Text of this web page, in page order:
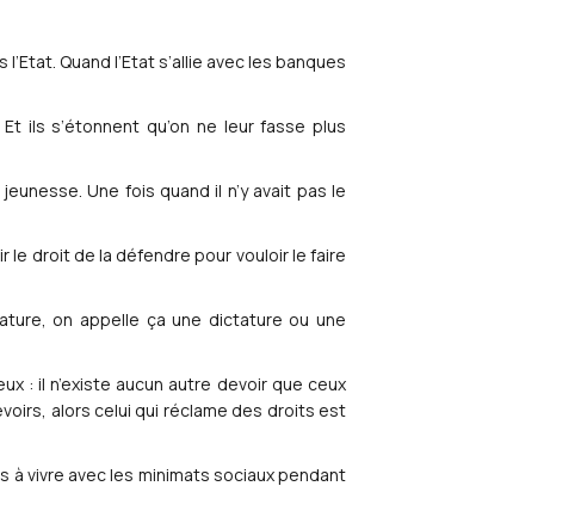
Quand l’Etat s’allie avec les banques
ils s’étonnent qu’on ne leur fasse plus
Une fois quand il n’y avait pas le
le droit de la défendre pour vouloir le faire
on appelle ça une dictature ou une
: il n’existe aucun autre devoir que ceux
alors celui qui réclame des droits est
à vivre avec les minimats sociaux pendant